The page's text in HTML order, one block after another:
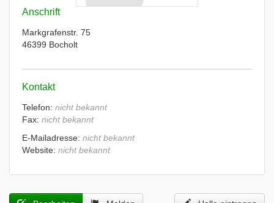
Anschrift
Markgrafenstr. 75
46399 Bocholt
Kontakt
Telefon: nicht bekannt
Fax: nicht bekannt
E-Mailadresse: nicht bekannt
Website: nicht bekannt